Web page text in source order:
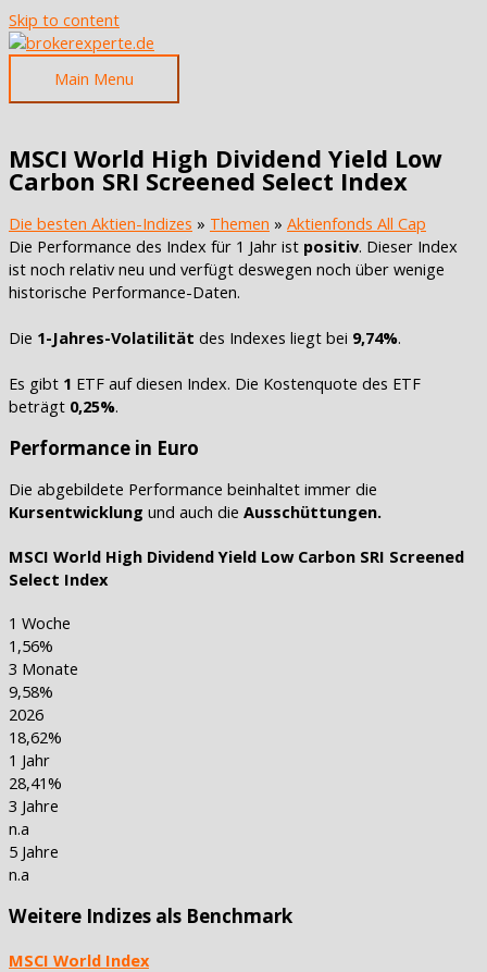
Skip to content
Main Menu
MSCI World High Dividend Yield Low
Carbon SRI Screened Select Index
Die besten Aktien-Indizes » Themen » Aktienfonds All Cap
Die Performance des Index für 1 Jahr ist positiv. Dieser Index
ist noch relativ neu und verfügt deswegen noch über wenige
historische Performance-Daten.
Die 1-Jahres-Volatilität des Indexes liegt bei 9,74%.
Es gibt 1 ETF auf diesen Index. Die Kostenquote des ETF
beträgt 0,25%.
Performance in Euro
Die abgebildete Performance beinhaltet immer die
Kursentwicklung und auch die Ausschüttungen.
MSCI World High Dividend Yield Low Carbon SRI Screened
Select Index
1 Woche
1,56%
3 Monate
9,58%
2026
18,62%
1 Jahr
28,41%
3 Jahre
n.a
5 Jahre
n.a
Weitere Indizes als Benchmark
MSCI World Index